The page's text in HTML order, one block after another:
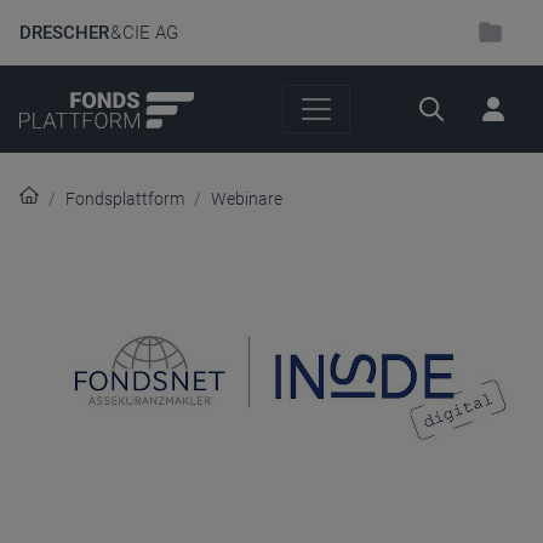
DRESCHER& CIE AG
Suche
Fondsplattform Webinare